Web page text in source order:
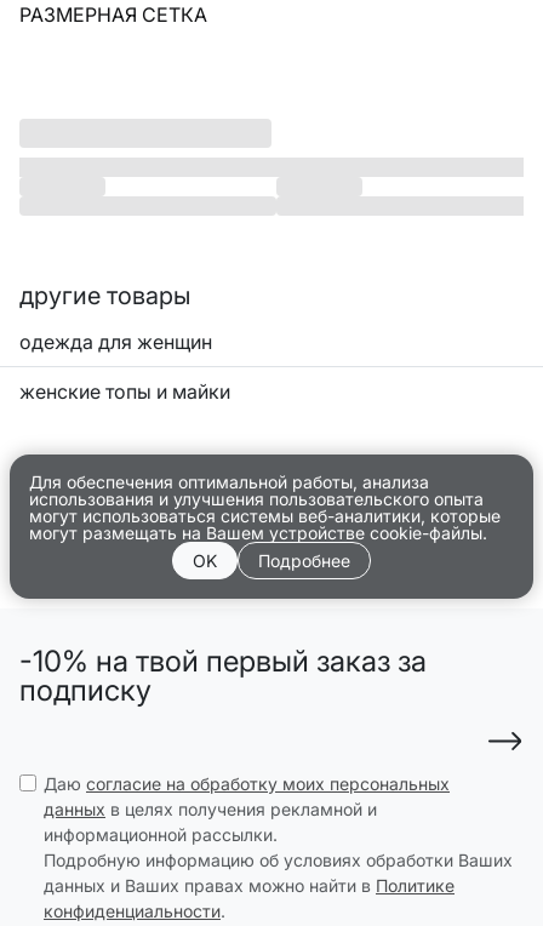
РАЗМЕРНАЯ СЕТКА
другие товары
одежда для женщин
женские топы и майки
Для обеспечения оптимальной работы, анализа
использования и улучшения пользовательского опыта
могут использоваться системы веб-аналитики, которые
могут размещать на Вашем устройстве cookie-файлы.
OK
Подробнее
-10% на твой первый заказ за
подписку
Даю согласие на обработку моих персональных
данных в целях получения рекламной и
информационной рассылки.
Подробную информацию об условиях обработки Ваших
данных и Ваших правах можно найти в Политике
конфиденциальности.